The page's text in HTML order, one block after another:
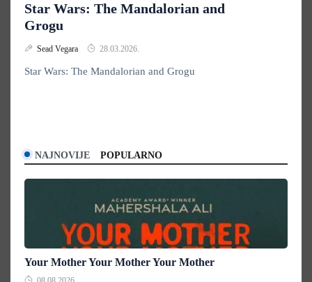
Star Wars: The Mandalorian and
Grogu
Sead Vegara 28.03.2026.
Star Wars: The Mandalorian and Grogu
NAJNOVIJE POPULARNO
Your Mother Your Mother Your Mother